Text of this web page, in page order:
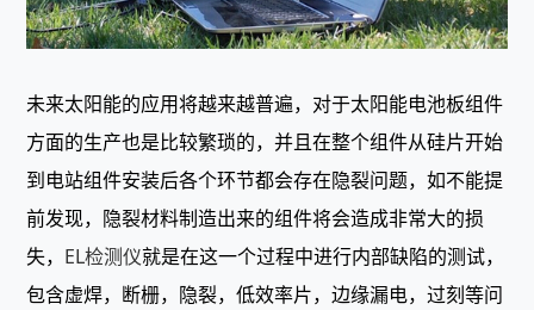
未来太阳能的应用将越来越普遍，对于太阳能电池板组件
方面的生产也是比较繁琐的，并且在整个组件从硅片开始
到电站组件安装后各个环节都会存在隐裂问题，如不能提
前发现，隐裂材料制造出来的组件将会造成非常大的损
失， EL检测仪就是在这一个过程中进行内部缺陷的测试，
包含虚焊，断栅，隐裂，低效率片，边缘漏电，过刻等问